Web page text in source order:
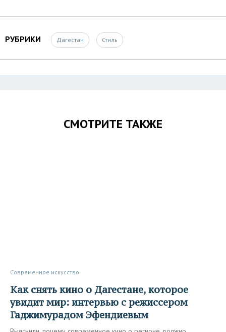
РУБРИКИ Дагестан Стиль
СМОТРИТЕ ТАКЖЕ
Современное искусство
Как снять кино о Дагестане, которое
увидит мир: интервью с режиссером
Гаджимурадом Эфендиевым